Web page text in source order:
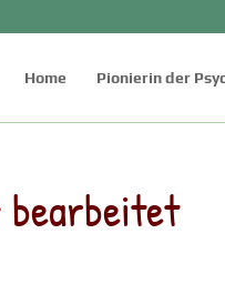
Home Pionierin der
bearbeitet